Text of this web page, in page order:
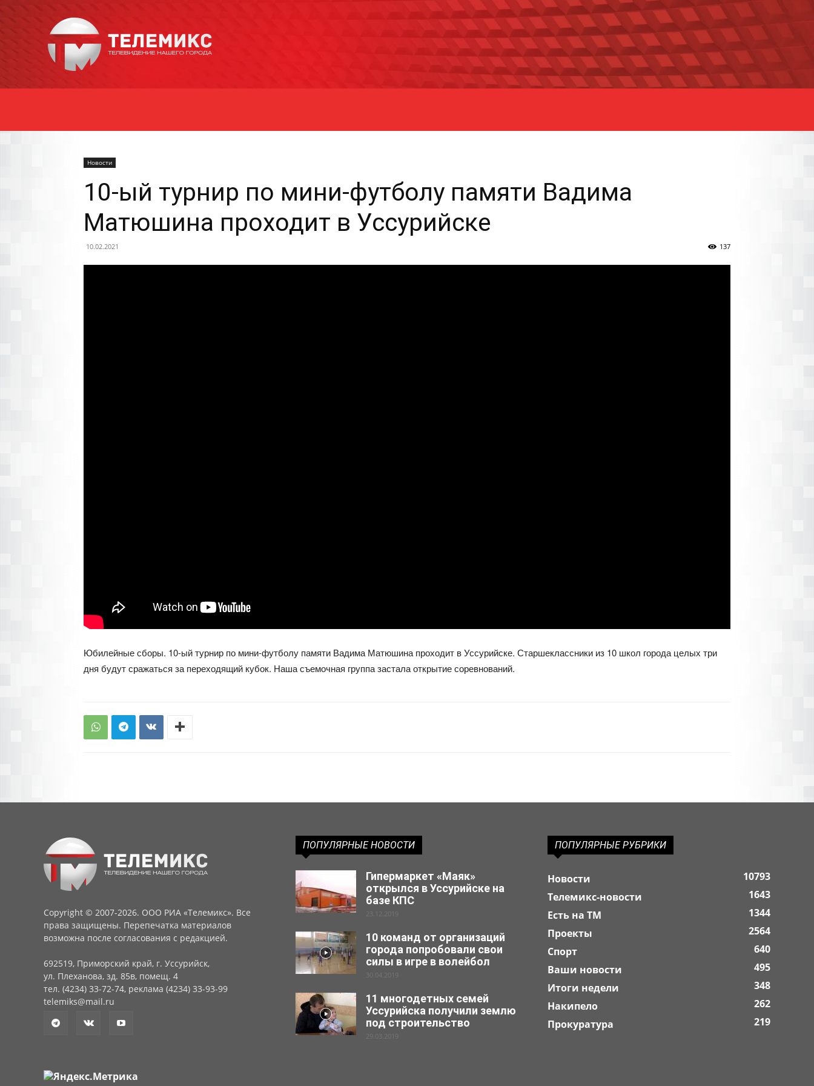
Уссурийска
Новости
10-ый турнир по мини-футболу памяти Вадима
Матюшина проходит в Уссурийске
10.02.2021 137
Юбилейные сборы. 10-ый турнир по мини-футболу памяти Вадима Матюшина проходит в Уссурийске. Старшеклассники из 10 школ города целых три
дня будут сражаться за переходящий кубок. Наша съемочная группа застала открытие соревнований.
Copyright © 2007-2026. ООО РИА «Телемикс». Все
права защищены. Перепечатка материалов
возможна после согласования с редакцией.
692519, Приморский край, г. Уссурийск,
ул. Плеханова, зд. 85в, помещ. 4
тел. (4234) 33-72-74, реклама (4234) 33-93-99
telemiks@mail.ru
ПОПУЛЯРНЫЕ НОВОСТИ
Гипермаркет «Маяк»
открылся в Уссурийске на
базе КПС
23.12.2019
10 команд от организаций
города попробовали свои
силы в игре в волейбол
30.04.2019
11 многодетных семей
Уссурийска получили землю
под строительство
29.03.2019
ПОПУЛЯРНЫЕ РУБРИКИ
Новости
10793
Телемикс-новости
1643
Есть на ТМ
1344
Проекты
2564
Спорт
640
Ваши новости
495
Итоги недели
348
Накипело
262
Прокуратура
219